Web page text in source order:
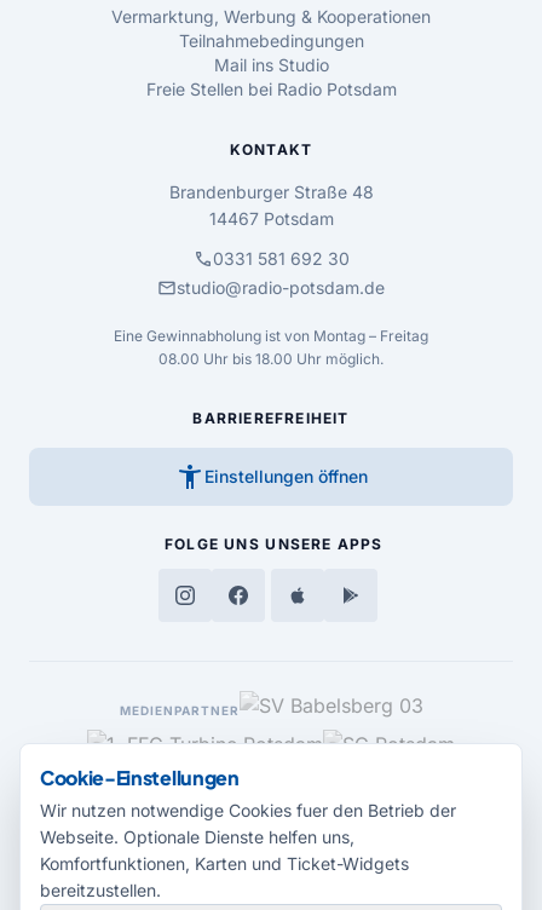
Vermarktung, Werbung & Kooperationen
Teilnahmebedingungen
Mail ins Studio
Freie Stellen bei Radio Potsdam
KONTAKT
Brandenburger Straße 48
14467 Potsdam
call0331 581 692 30
mailstudio@radio-potsdam.de
Eine Gewinnabholung ist von Montag – Freitag
08.00 Uhr bis 18.00 Uhr möglich.
BARRIEREFREIHEIT
accessibility_new Einstellungen öffnen
FOLGE UNS UNSERE APPS
MEDIENPARTNER
Cookie-Einstellungen
Wir nutzen notwendige Cookies fuer den Betrieb der
Webseite. Optionale Dienste helfen uns,
Komfortfunktionen, Karten und Ticket-Widgets
bereitzustellen.